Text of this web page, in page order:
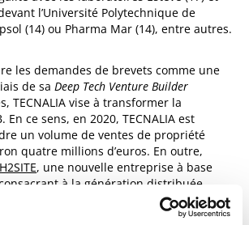
l’Université Polytechnique de
(14) ou Pharma Mar (14), entre autres.
les demandes de brevets comme une
de saDeep Tech Venture Builder
TECNALIA vise à transformer la
En ce sens, en 2020, TECNALIA est
un volume de ventes de propriété
quatre millions d’euros. En outre,
H2SITE, une nouvelle entreprise à base
à la génération distribuée
et moyenne échelle, de grande pureté
à des réacteurs catalytiques à